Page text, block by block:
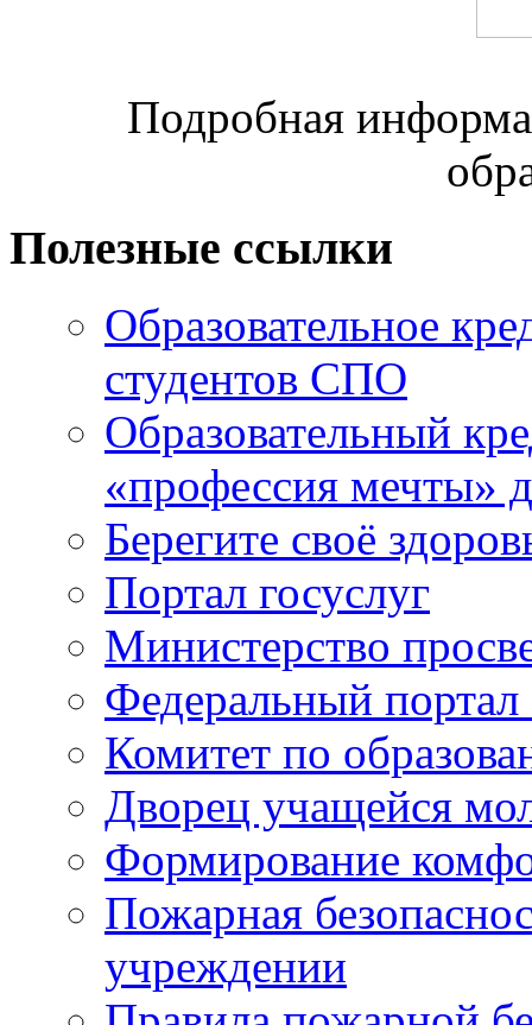
Подробная
Полезные ссылки
Образовательное
студентов СПО
Образовательный
«профессия мечты»
Берегите своё
Портал госуслуг
Министерство
Федеральный портал
Комитет по
Дворец учащейся
Формирование
Пожарная
учреждении